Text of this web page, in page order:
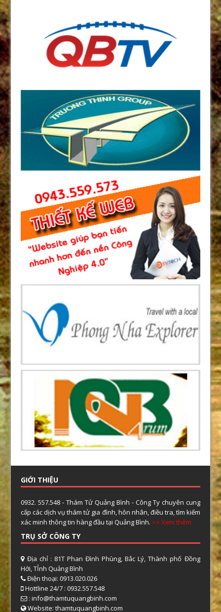
GIỚI THIỆU
0932. 557.548 - Thám Tử Quảng Bình - Công Ty chuyên cung
cấp các dịch vụ thám tử gia đình, hôn nhân, điều tra, tìm kiếm
xác minh thông tin hàng đầu tại Quảng Bình. >> Xem thêm
TRỤ SỞ CÔNG TY
Địa chỉ : 81T Phan Đình Phùng, Bắc Lý, Thành phố Đồng
Hới, TỈnh Quảng Bình
Điện thoại: 0913.020.026
Hottline 24/7 : 0932.557.548
: info@thamtuquangbinh.com
Website: thamtuquangbinh.com